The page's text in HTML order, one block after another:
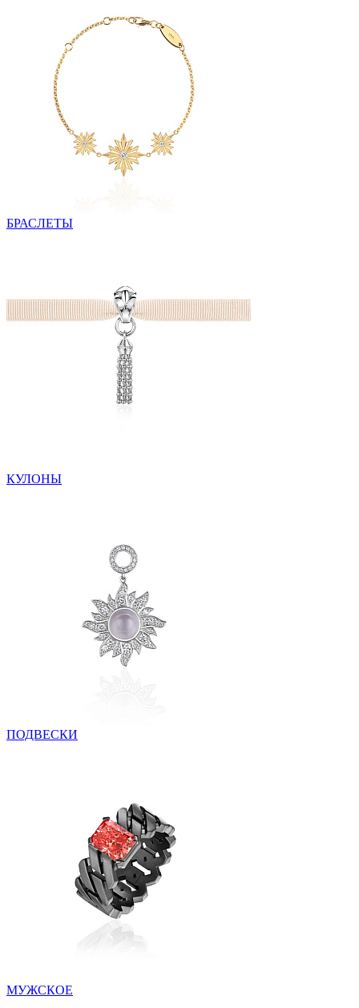
БРАСЛЕТЫ
КУЛОНЫ
ПОДВЕСКИ
МУЖСКОЕ